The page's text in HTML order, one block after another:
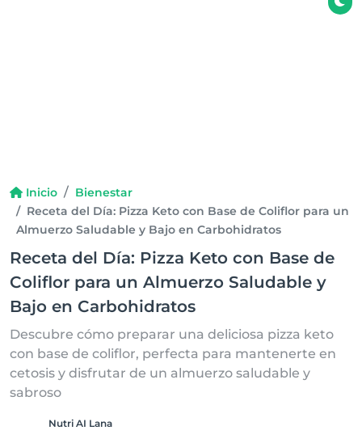
Inicio
Bienestar
Receta del Día: Pizza Keto con Base de Coliflor para un
Almuerzo Saludable y Bajo en Carbohidratos
Receta del Día: Pizza Keto con Base de
Coliflor para un Almuerzo Saludable y
Bajo en Carbohidratos
Descubre cómo preparar una deliciosa pizza keto
con base de coliflor, perfecta para mantenerte en
cetosis y disfrutar de un almuerzo saludable y
sabroso
Nutri AI Lana